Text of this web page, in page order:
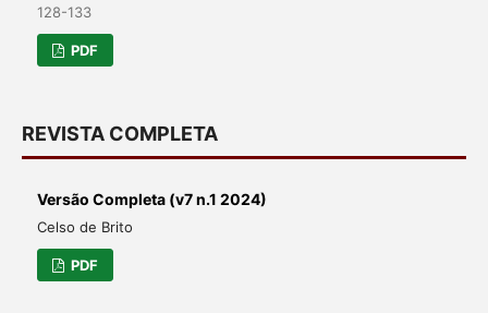
128-133
PDF
REVISTA COMPLETA
Versão Completa (v7 n.1 2024)
Celso de Brito
PDF